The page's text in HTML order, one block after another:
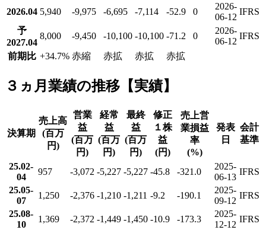
2026.04 5,940 -9,975 -6,695 -7,114 -52.9 0
2026-
06-12
IFRS
予
2027.04
8,000 -9,450 -10,100 -10,100 -71.2 0
2026-
06-12
IFRS
前期比 +34.7% 赤縮 赤拡 赤拡 赤拡
３ヵ月業績の推移【実績】
決算期
売上高
(百万
円)
営業
益
(百万
円)
経常
益
(百万
円)
最終
益
(百万
円)
修正
１株
益
(円)
売上営
業損益
率
(%)
発表
日
会計
基準
25.02-
04
957 -3,072 -5,227 -5,227 -45.8 -321.0
2025-
06-13
IFRS
25.05-
07
1,250 -2,376 -1,210 -1,211 -9.2 -190.1
2025-
09-12
IFRS
25.08-
10
1,369 -2,372 -1,449 -1,450 -10.9 -173.3
2025-
12-12
IFRS